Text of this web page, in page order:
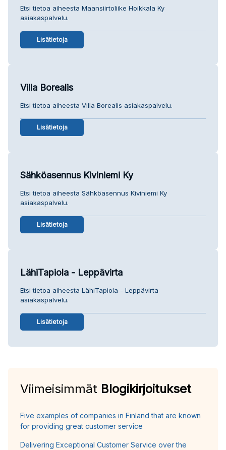
Etsi tietoa aiheesta Maansiirtoliike Hoikkala Ky
asiakaspalvelu.
Lisätietoja
Villa Borealis
Etsi tietoa aiheesta Villa Borealis asiakaspalvelu.
Lisätietoja
Sähköasennus Kiviniemi Ky
Etsi tietoa aiheesta Sähköasennus Kiviniemi Ky
asiakaspalvelu.
Lisätietoja
LähiTapiola - Leppävirta
Etsi tietoa aiheesta LähiTapiola - Leppävirta
asiakaspalvelu.
Lisätietoja
Viimeisimmät Blogikirjoitukset
Five examples of companies in Finland that are known
for providing great customer service
Delivering Exceptional Customer Service over the